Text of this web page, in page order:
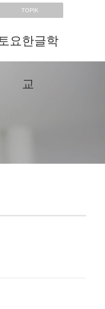
TOPIK
토요한글학
교